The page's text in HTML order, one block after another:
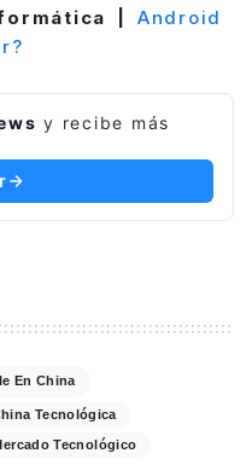
|
Android
y recibe más
En China
Tecnológica
Tecnológico